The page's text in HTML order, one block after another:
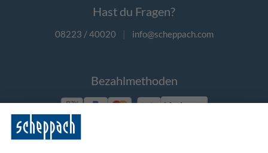
Hast du Fragen?
08223 / 40020 | info@scheppach.com
Bezahlmethoden
Vorkasse